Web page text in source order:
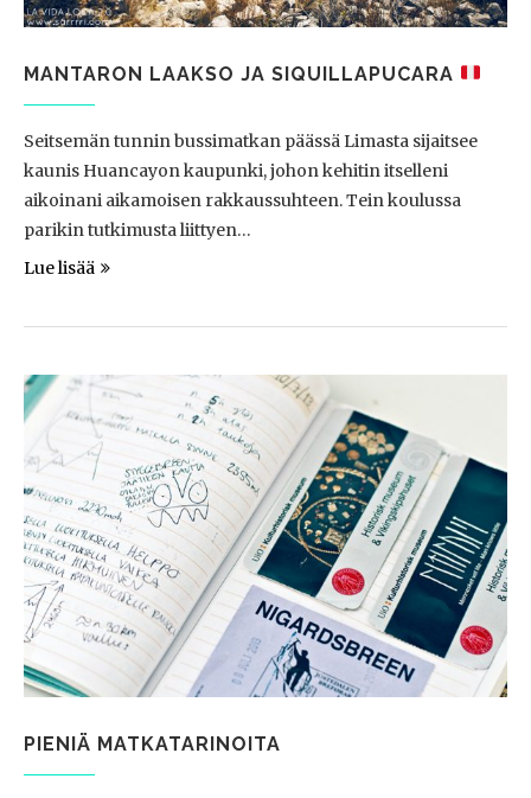
MANTARON LAAKSO JA SIQUILLAPUCARA
Seitsemän tunnin bussimatkan päässä Limasta sijaitsee
kaunis Huancayon kaupunki, johon kehitin itselleni
aikoinani aikamoisen rakkaussuhteen. Tein koulussa
parikin tutkimusta liittyen…
Lue lisää
PIENIÄ MATKATARINOITA